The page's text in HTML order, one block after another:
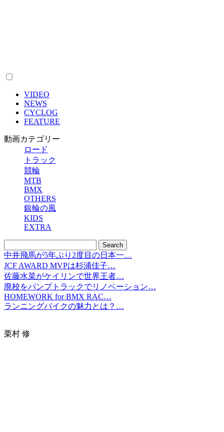
VIDEO
NEWS
CYCLOG
FEATURE
動画カテゴリー
ロード
トラック
競輪
MTB
BMX
OTHERS
銀輪の風
KIDS
EXTRA
中井飛馬が5年ぶり2度目の日本一…
JCF AWARD MVPは杉浦佳子…
佐藤水菜がケイリンで世界王者…
廃校をパンプトラックでリノベーション…
HOMEWORK for BMX RAC…
ランニングバイクの魅力とは？…
栗村 修